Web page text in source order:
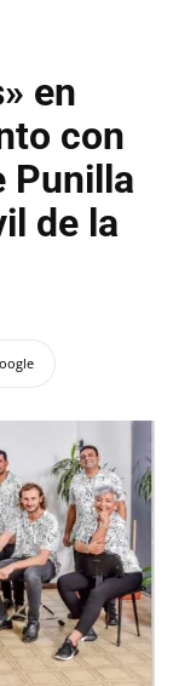
en
con
Punilla
de la